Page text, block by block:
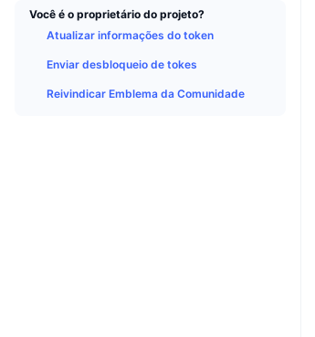
Você é o proprietário do projeto?
Atualizar informações do token
Enviar desbloqueio de tokes
Reivindicar Emblema da Comunidade